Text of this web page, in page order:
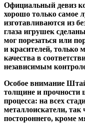
Официальный девиз
хорошо только самое
изготавливаются из
глаза игрушек
мог порезаться или
и красителей, только
качества в
независимым
Особое внимание
толщине и прочности
процесса: на всех
металлоискатели, так
постороннего, кроме